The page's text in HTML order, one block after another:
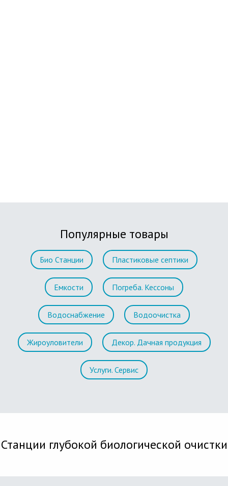
Популярные товары
Био Станции Пластиковые септики
Емкости Погреба. Кессоны
Водоснабжение Водоочистка
Жироуловители Декор. Дачная продукция
Услуги. Сервис
Станции глубокой биологической очистки